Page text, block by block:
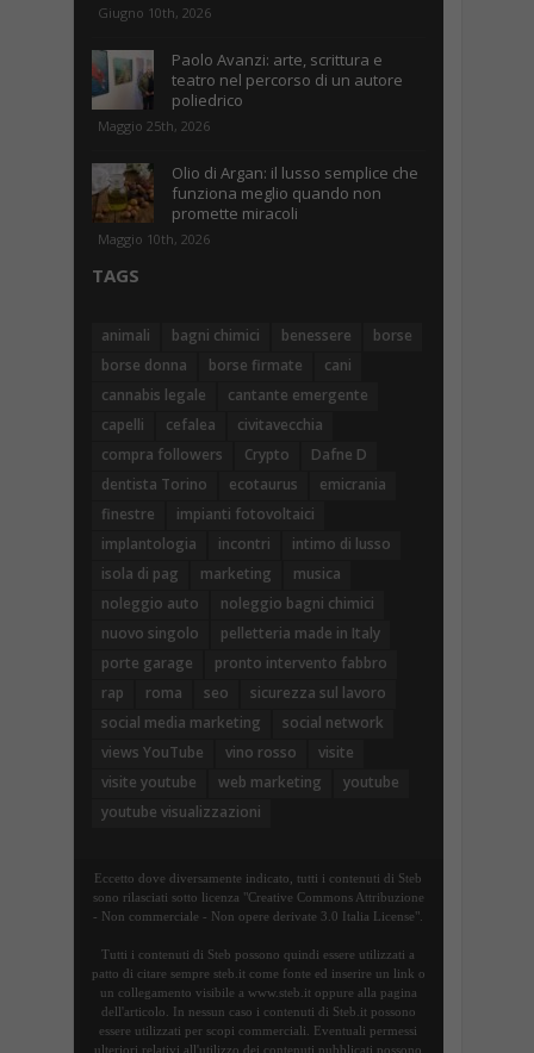
Giugno 10th, 2026
Paolo Avanzi: arte, scrittura e
teatro nel percorso di un autore
poliedrico
Maggio 25th, 2026
Olio di Argan: il lusso semplice che
funziona meglio quando non
promette miracoli
Maggio 10th, 2026
TAGS
animali bagni chimici benessere
borse
borse donna
borse firmate
cani
cannabis legale
cantante emergente
capelli
cefalea
civitavecchia
compra followers
Crypto
Dafne D
dentista Torino
ecotaurus
emicrania
finestre
impianti fotovoltaici
implantologia
incontri
intimo di lusso
isola di pag
marketing
musica
noleggio auto
noleggio bagni chimici
nuovo singolo
pelletteria made in Italy
porte garage
pronto intervento fabbro
rap
roma seo
sicurezza sul lavoro
social media marketing
social network
views YouTube
vino rosso
visite
visite youtube
web marketing
youtube
youtube visualizzazioni
Eccetto dove diversamente indicato, tutti i contenuti di Steb
sono rilasciati sotto licenza "Creative Commons Attribuzione
- Non commerciale - Non opere derivate 3.0 Italia License".
Tutti i contenuti di Steb possono quindi essere utilizzati a
patto di citare sempre steb.it come fonte ed inserire un link o
un collegamento visibile a www.steb.it oppure alla pagina
dell'articolo. In nessun caso i contenuti di Steb.it possono
essere utilizzati per scopi commerciali. Eventuali permessi
ulteriori relativi all'utilizzo dei contenuti pubblicati possono